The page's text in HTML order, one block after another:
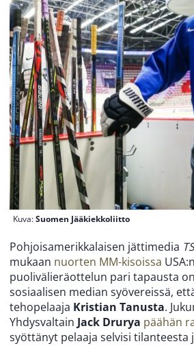
Kuva:Suomen Jääkiekkoliitto
Pohjoisamerikkalaisen jättimedia
mukaan nuorten MM-kisoissa
puolivälieräottelun pari tapausta
sosiaalisen median syövereissä,
tehopelaaja Kristian Tanusta.
Yhdysvaltain Jack Drurya päähän
syöttänyt pelaaja selvisi